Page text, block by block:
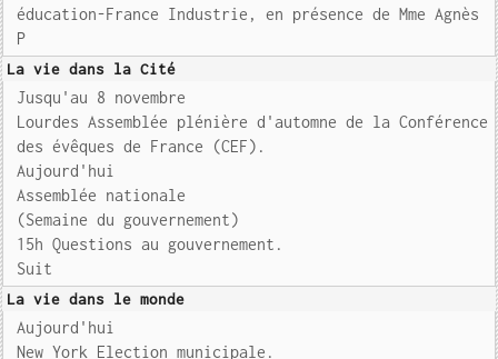
éducation-France Industrie, en présence de Mme Agnès
P
La vie dans la Cité
Jusqu'au 8 novembre
Lourdes Assemblée plénière d'automne de la Conférence
des évêques de France (CEF).
Aujourd'hui
Assemblée nationale
(Semaine du gouvernement)
15h Questions au gouvernement.
Suit
La vie dans le monde
Aujourd'hui
New York Election municipale.